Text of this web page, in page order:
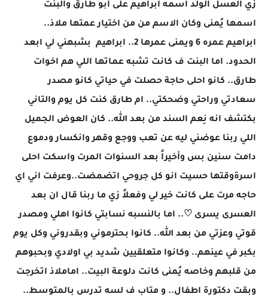
زي العسل الولد اسمه ابراهيم على ابو طارق والبنت
اسمها يُمنى وكان الاسم من من اختيار عمتها ملاذ..
ابراهيم عمره 6 ويمنى عمرها 2.. ابراهيم بشبهني لي ابعد
الحدود. اما البنت ف كانت تشبه عماتها اللي هم اخوات
طارق.. كانو احلى حاجة حصلت في حياتي كانو مصدر
سعادتي وراحتي وضحكتي.. ام طارق كنت كل يوم والتاني
بكتشف انه نِعم السند من بعد الله.. كان العوض الجميل
اللي ربنا عوضني ليه عن تعب ووجع وقهر وانكسار ودموع
دامت سنين بس وأخيراً بعد السنوات المرت واسكت احلى
اسرةوقتها حسيت انو كل جروحي اتضمضت..وعرفت اني اي
حاجه مرت على كانت خير لي وفعلاً زي ما ربنا قال ان بعد
العسرى يسرى ♡.. اما بالنسبه نسابتي كانوا اهلي ومصدر
قوتي وعزتي من بعد الله.. كانوا بحترموني وبقدروني وكل يوم
بكبر في عينهم.. وكانوا متعلقيين شديد بي اولادي وبحبوهم
من قلبهم وخاصه يُمنى كانت دلوعة البيت.. اماملاذ اتخرجت
وبقت دكتورة اطفال.. و متاب ف لسه تدرس بالمتوسط..